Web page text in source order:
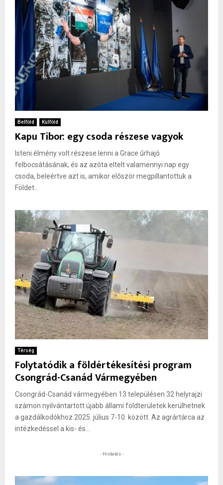
Belföld Külföld
Kapu Tibor: egy csoda részese vagyok
Isteni élmény volt részese lenni a Grace űrhajó
felbocsátásának, és az azóta eltelt valamennyi nap egy
csoda, beleértve azt is, amikor először megpillantottuk a
Földet...
Térség
Folytatódik a földértékesítési program
Csongrád-Csanád Vármegyében
Csongrád-Csanád vármegyében 13 településen 32 helyrajzi
számon nyilvántartott újabb állami földterületek kerülhetnek
a gazdálkodókhoz 2025. július 7-10. között. Az agrártárca az
intézkedéssel a kis- és...
- Hirdetés -